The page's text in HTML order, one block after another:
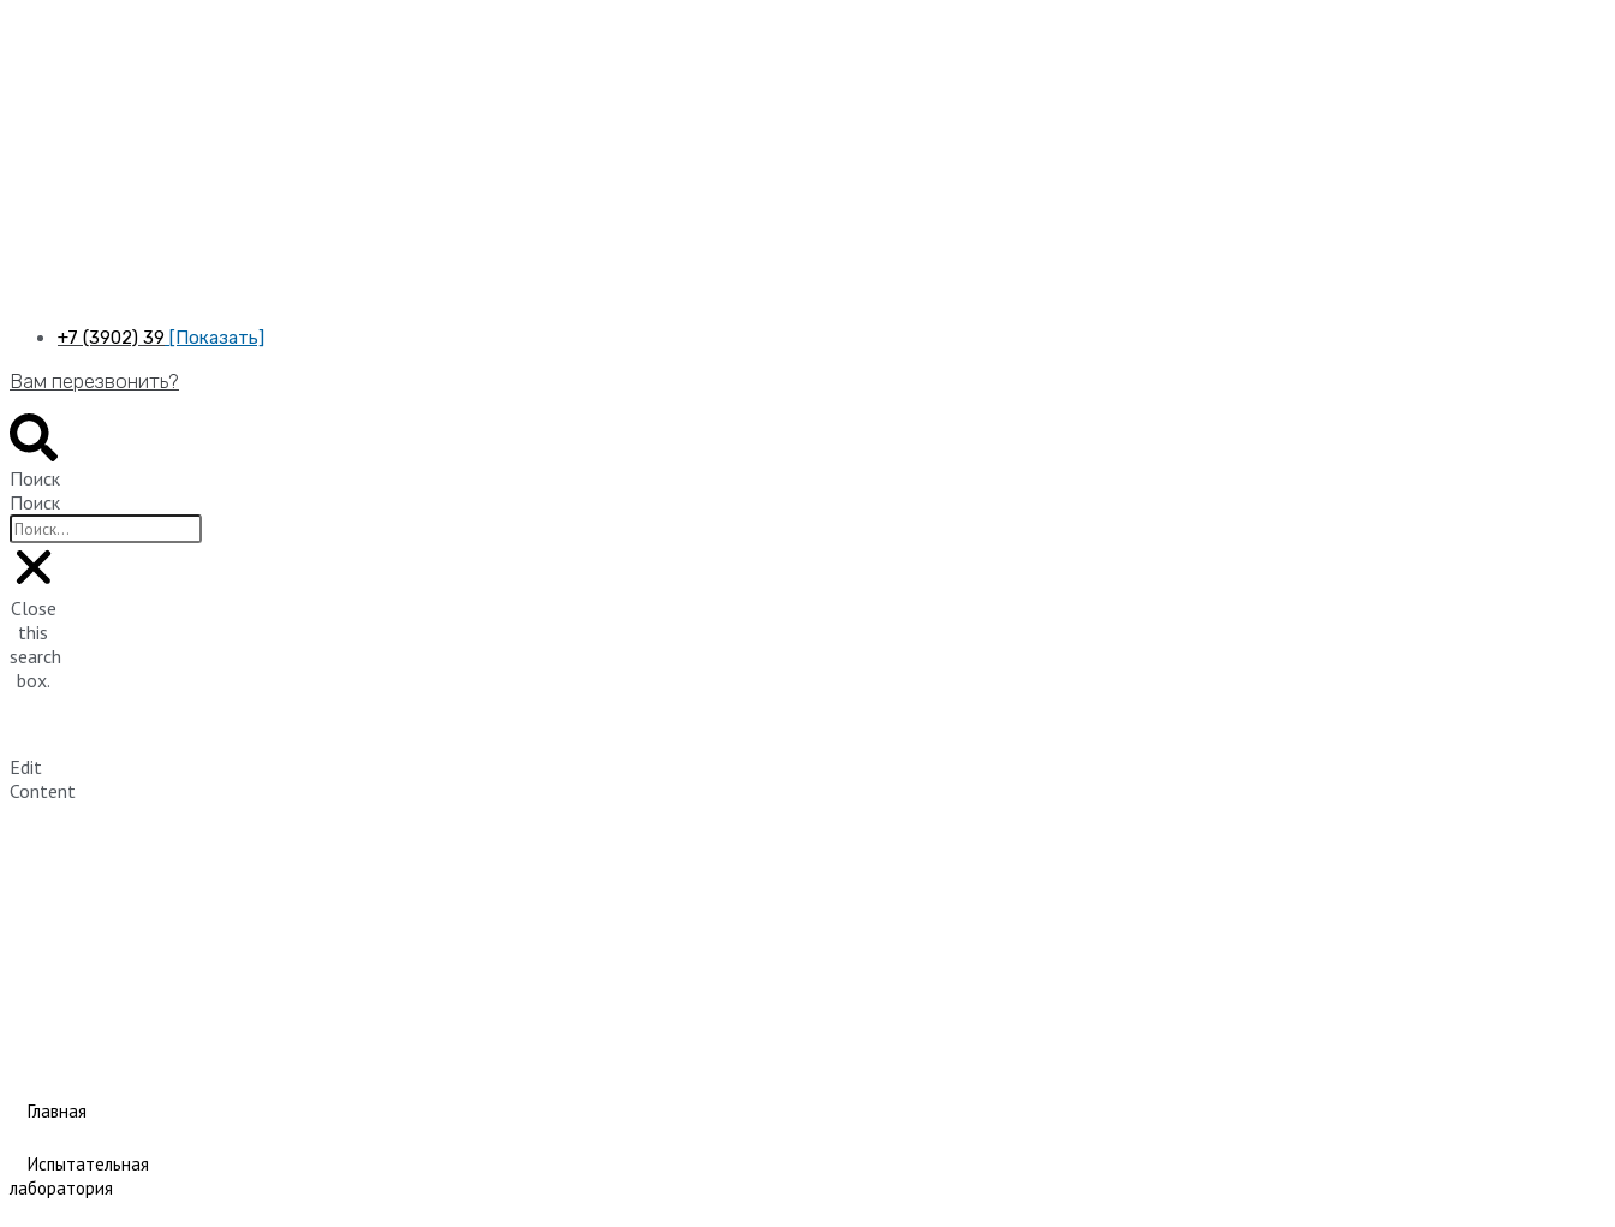
+7 (3902) 39 [Показать]
Вам перезвонить?
Поиск
Поиск
Close
this
search
box.
Edit
Content
Главная
Испытательная
лаборатория